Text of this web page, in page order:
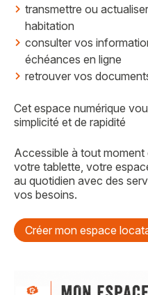
transmettre ou
habitation
consulter vos
échéances en ligne
retrouver vos
Cet espace numérique
simplicité et de rapidité
Accessible à tout
votre tablette, votre
au quotidien avec des
vos besoins.
Créer mon espace